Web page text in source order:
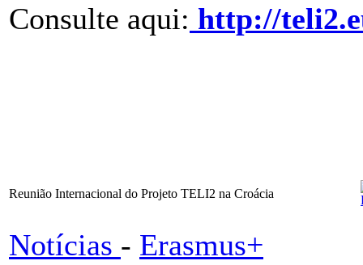
Consulte aqui: http://
Reunião Internacional do Projeto TELI2 na Croácia
Notícias - Erasmus+